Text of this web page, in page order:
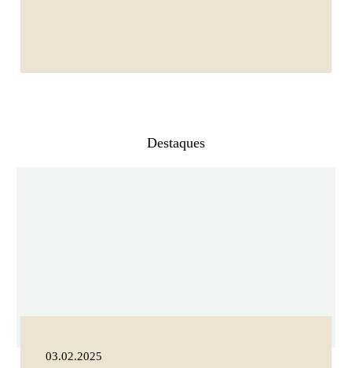
Destaques
03.02.2025